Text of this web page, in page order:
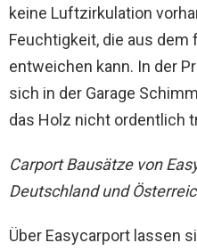
keine Luftzirkulation
Feuchtigkeit, die aus
entweichen kann. In der
sich in der Garage
das Holz nicht ordentlich
Carport Bausätze von
Deutschland und
Über Easycarport lassen